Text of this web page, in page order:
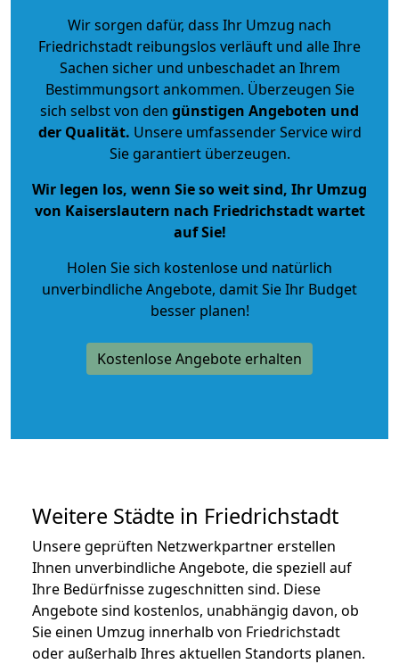
Wir sorgen dafür, dass Ihr Umzug nach
Friedrichstadt reibungslos verläuft und alle Ihre
Sachen sicher und unbeschadet an Ihrem
Bestimmungsort ankommen. Überzeugen Sie
sich selbst von den günstigen Angeboten und
der Qualität. Unsere umfassender Service wird
Sie garantiert überzeugen.
Wir legen los, wenn Sie so weit sind, Ihr Umzug
von Kaiserslautern nach Friedrichstadt wartet
auf Sie!
Holen Sie sich kostenlose und natürlich
unverbindliche Angebote, damit Sie Ihr Budget
besser planen!
Kostenlose Angebote erhalten
Weitere Städte in Friedrichstadt
Unsere geprüften Netzwerkpartner erstellen
Ihnen unverbindliche Angebote, die speziell auf
Ihre Bedürfnisse zugeschnitten sind. Diese
Angebote sind kostenlos, unabhängig davon, ob
Sie einen Umzug innerhalb von Friedrichstadt
oder außerhalb Ihres aktuellen Standorts planen.